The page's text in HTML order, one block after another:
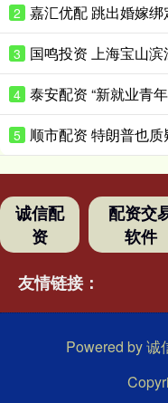
2
3
4
5
诚信配
资
配资交
软件
友情链接：
Powered by诚